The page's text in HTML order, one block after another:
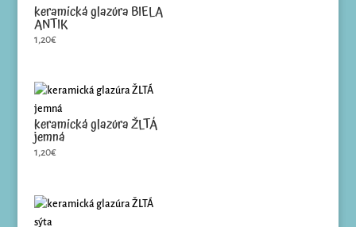
keramická glazúra BIELA
ANTIK
1,20€
keramická glazúra ŽLTÁ
jemná
1,20€